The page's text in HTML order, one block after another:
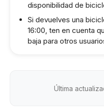
disponibilidad de
Si devuelves una
16:00, ten en cuenta
baja para otros
Última